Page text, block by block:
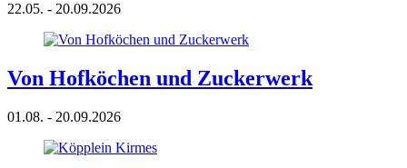
22.05. - 20.09.2026
Von Hofköchen und Zuckerwerk
01.08. - 20.09.2026